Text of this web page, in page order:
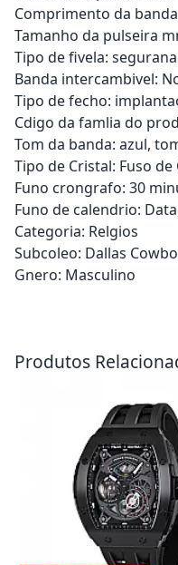
Comprimento da
Tamanho da pulseira
Tipo de fivela:
Banda intercambivel:
Tipo de fecho:
Cdigo da famlia do
Tom da banda: azul,
Tipo de Cristal: Fuso de
Funo crongrafo: 30
Funo de calendrio:
Categoria: Relgios
Subcoleo: Dallas
Gnero: Masculino
Produtos